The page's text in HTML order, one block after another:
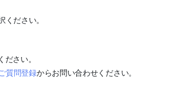
ださい。
ださい。
質問登録からお問い合わせください。